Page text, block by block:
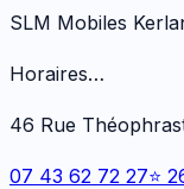
SLM Mobiles
Horaires…
46 Rue
07 43 62 72 27⭐